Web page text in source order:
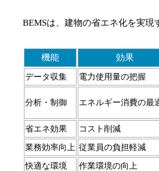
BEMSは、建物の省エネ化を実現
機能 効果
データ収集 電力使用量の把握
分析・制御 エネルギー消費の最
省エネ効果 コスト削減
業務効率向上 従業員の負担軽減
快適な環境 作業環境の向上